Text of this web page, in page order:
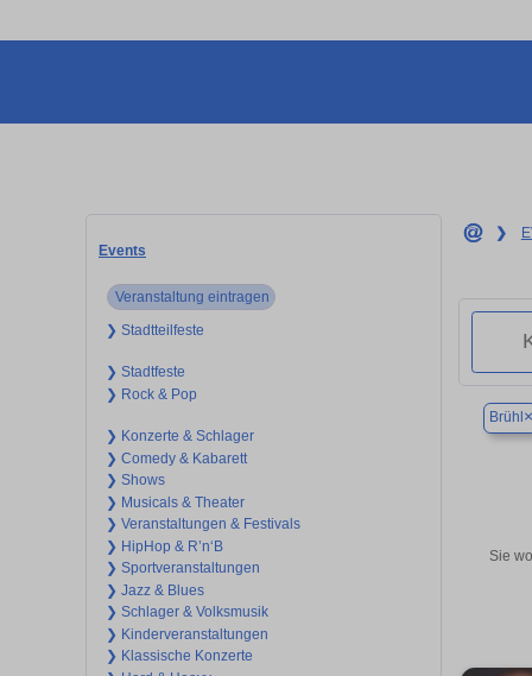
Events
Veranstaltung eintragen
❯ Stadtteilfeste
❯ Stadtfeste
❯ Rock & Pop
❯ Konzerte & Schlager
❯ Comedy & Kabarett
❯ Shows
❯ Musicals & Theater
❯ Veranstaltungen & Festivals
❯ HipHop & R’n‘B
❯ Sportveranstaltungen
❯ Jazz & Blues
❯ Schlager & Volksmusik
❯ Kinderveranstaltungen
❯ Klassische Konzerte
❯
Brühl ×
Sie